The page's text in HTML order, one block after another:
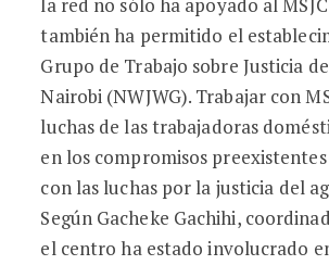
también ha permitido el
Grupo de Trabajo sobre Justicia
Nairobi (NWJWG). Trabajar con
luchas de las trabajadoras
en los compromisos
con las luchas por la justicia del
Según Gacheke Gachihi,
el centro ha estado involucrado